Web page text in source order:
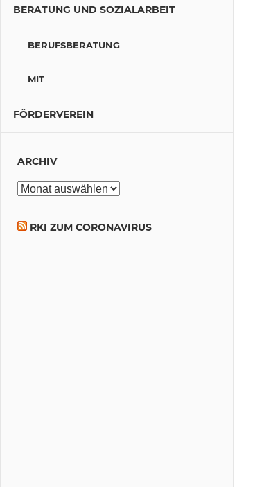
BERATUNG UND SOZIALARBEIT
BERUFSBERATUNG
MIT
FÖRDERVEREIN
ARCHIV
Archiv
RKI ZUM CORONAVIRUS